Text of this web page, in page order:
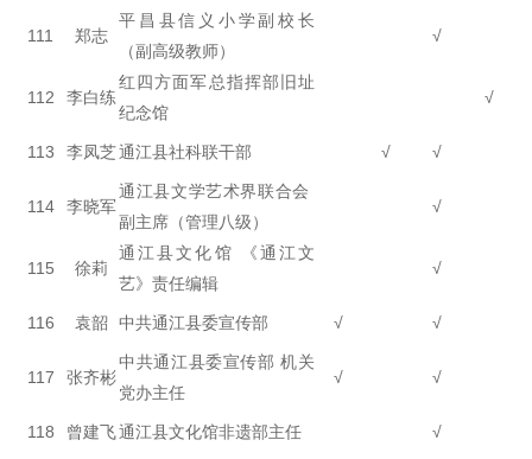
111 郑志
平昌县信义小学副校长
（副高级教师）
√
112 李白练
红四方面军总指挥部旧址
纪念馆
√
113 李凤芝通江县社科联干部 √ √
114 李晓军
通江县文学艺术界联合会
副主席（管理八级）
√
115 徐莉
通江县文化馆 《通江文
艺》责任编辑
√
116 袁韶 中共通江县委宣传部 √ √
117 张齐彬
中共通江县委宣传部 机关
党办主任
√ √
118 曾建飞通江县文化馆非遗部主任 √